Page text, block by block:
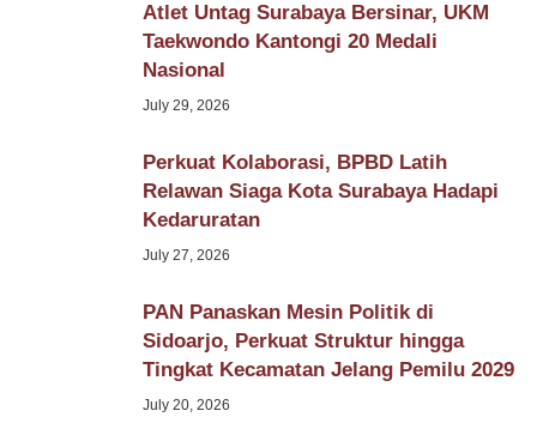
Atlet Untag Surabaya Bersinar, UKM
Taekwondo Kantongi 20 Medali
Nasional
July 29, 2026
Perkuat Kolaborasi, BPBD Latih
Relawan Siaga Kota Surabaya Hadapi
Kedaruratan
July 27, 2026
PAN Panaskan Mesin Politik di
Sidoarjo, Perkuat Struktur hingga
Tingkat Kecamatan Jelang Pemilu 2029
July 20, 2026